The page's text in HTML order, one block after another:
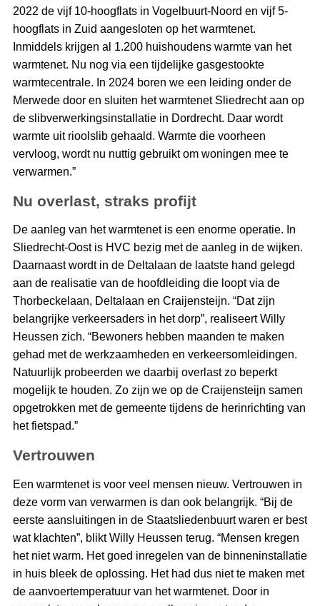
2022 de vijf 10-hoogflats in Vogelbuurt-Noord en vijf 5-
hoogflats in Zuid aangesloten op het warmtenet.
Inmiddels krijgen al 1.200 huishoudens warmte van het
warmtenet. Nu nog via een tijdelijke gasgestookte
warmtecentrale. In 2024 boren we een leiding onder de
Merwede door en sluiten het warmtenet Sliedrecht aan op
de slibverwerkingsinstallatie in Dordrecht. Daar wordt
warmte uit rioolslib gehaald. Warmte die voorheen
vervloog, wordt nu nuttig gebruikt om woningen mee te
verwarmen.”
Nu overlast, straks profijt
De aanleg van het warmtenet is een enorme operatie. In
Sliedrecht-Oost is HVC bezig met de aanleg in de wijken.
Daarnaast wordt in de Deltalaan de laatste hand gelegd
aan de realisatie van de hoofdleiding die loopt via de
Thorbeckelaan, Deltalaan en Craijensteijn. “Dat zijn
belangrijke verkeersaders in het dorp”, realiseert Willy
Heussen zich. “Bewoners hebben maanden te maken
gehad met de werkzaamheden en verkeersomleidingen.
Natuurlijk probeerden we daarbij overlast zo beperkt
mogelijk te houden. Zo zijn we op de Craijensteijn samen
opgetrokken met de gemeente tijdens de herinrichting van
het fietspad.”
Vertrouwen
Een warmtenet is voor veel mensen nieuw. Vertrouwen in
deze vorm van verwarmen is dan ook belangrijk. “Bij de
eerste aansluitingen in de Staatsliedenbuurt waren er best
wat klachten”, blikt Willy Heussen terug. “Mensen kregen
het niet warm. Het goed inregelen van de binneninstallatie
in huis bleek de oplossing. Het had dus niet te maken met
de aanvoertemperatuur van het warmtenet. Door in